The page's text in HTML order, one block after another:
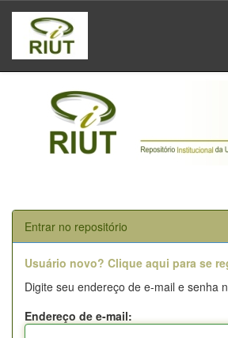
Skip
navigation
Entrar no repositório
Usuário novo? Clique aqui para se
Digite seu endereço de e-mail e senha
Endereço de e-mail: